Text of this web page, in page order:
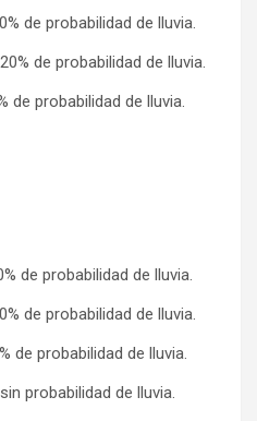
de probabilidad de lluvia.
de probabilidad de lluvia.
de probabilidad de lluvia.
de probabilidad de lluvia.
de probabilidad de lluvia.
de probabilidad de lluvia.
probabilidad de lluvia.